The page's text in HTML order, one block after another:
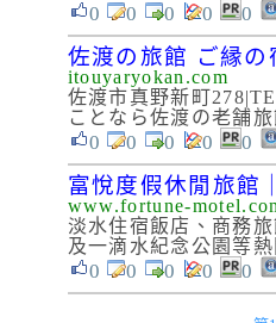
0 0 0 0 0
佐渡の旅館 ご縁の
itouyaryokan.com
佐渡市真野新町
ことなら佐渡の老舗
0 0 0 0 0
富悅度假休閒旅館
www.fortune-
淡水住宿飯店、商務
及一滴水紀念公園等
0 0 0 0 0